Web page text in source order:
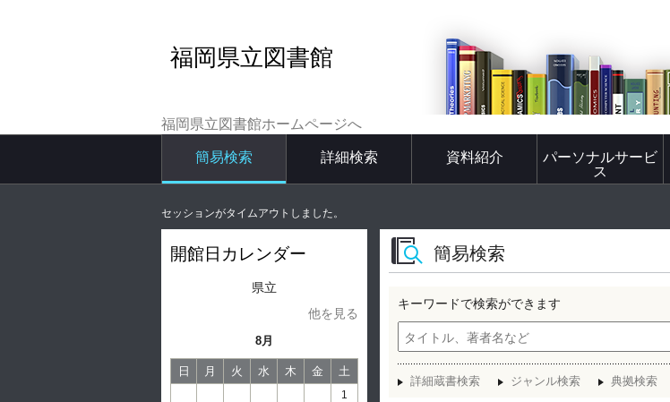
福岡県立図書館
福岡県立図書館ホームページへ
簡易検索 詳細検索 資料紹介
パーソナルサービ
ス
セッションがタイムアウトしました。
開館日カレンダー
県立
他を見る
8月
日 月 火 水 木 金 土
1
簡易検索
キーワードで検索ができます
詳細蔵書検索 ジャンル検索 典拠検索